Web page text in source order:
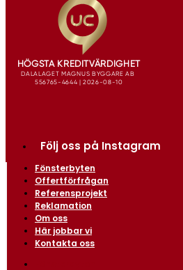
Följ oss på Instagram
Fönsterbyten
Offertförfrågan
Referensprojekt
Reklamation
Om oss
Här jobbar vi
Kontakta oss